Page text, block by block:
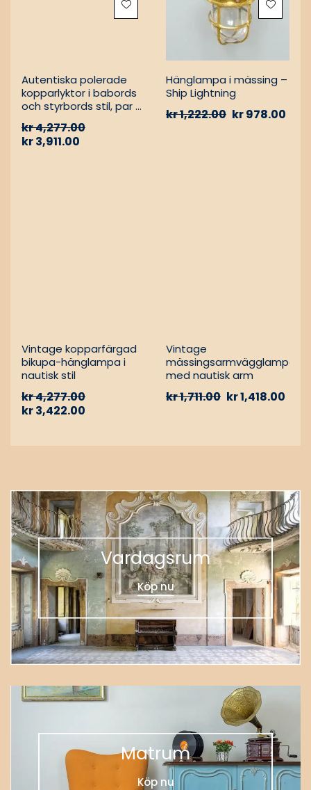
Autentiska polerade
kopparlyktor i babords
och styrbords stil, par –
oljelampor
kr4,277.00
kr3,911.00
Hänglampa i mässing –
Ship Lightning
kr1,222.00 kr978.00
Vintage kopparfärgad
bikupa-hänglampa i
nautisk stil
kr4,277.00
kr3,422.00
Vintage
mässingsarmvägglampa
med nautisk arm
kr1,711.00 kr1,418.00
Vardagsrum
Köp nu
Matrum
Köp nu